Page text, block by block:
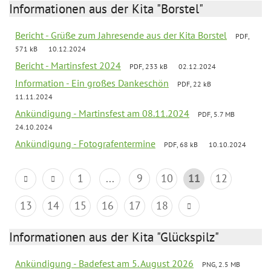
Informationen aus der Kita "Borstel"
Bericht - Grüße zum Jahresende aus der Kita Borstel
PDF,
571 kB
10.12.2024
Bericht - Martinsfest 2024 PDF, 233 kB 02.12.2024
Information - Ein großes Dankeschön
PDF, 22 kB
11.11.2024
Ankündigung - Martinsfest am 08.11.2024
PDF, 5.7 MB
24.10.2024
Ankündigung - Fotografentermine PDF, 68 kB 10.10.2024
1 ... 9 10 11
12
13
14 15 16 17 18
Informationen aus der Kita "Glückspilz"
Ankündigung - Badefest am 5. August 2026
PNG, 2.5 MB